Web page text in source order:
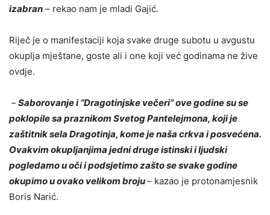
izabran – rekao nam je mladi Gajić.
Riječ je o manifestaciji koja svake druge subotu u avgustu
okuplja mještane, goste ali i one koji već godinama ne žive
ovdje.
–Saborovanje i “Dragotinjske večeri” ove godine su se
poklopile sa praznikom Svetog Pantelejmona, koji je
zaštitnik sela Dragotinja, kome je naša crkva i posvećena.
Ovakvim okupljanjima jedni druge istinski i ljudski
pogledamo u oči i podsjetimo zašto se svake godine
okupimo u ovako velikom broju– kazao je protonamjesnik
Boris Narić.